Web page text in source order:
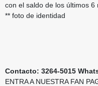
con el saldo de los últimos 6
** foto de identidad
Contacto: 3264-5015
ENTRA A NUESTRA FAN